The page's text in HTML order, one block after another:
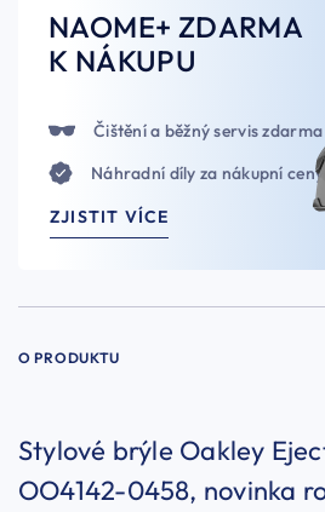
NAOME+ ZDARMA
K NÁKUPU
Čištění a běžný servis zdarma
Náhradní díly za nákupní ceny
ZJISTIT VÍCE
O PRODUKTU
Stylové brýle Oakley
OO4142-0458, novinka